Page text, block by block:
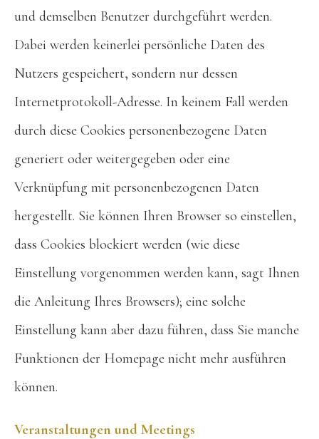
und demselben Benutzer durchgeführt werden.
Dabei werden keinerlei persönliche Daten des
Nutzers gespeichert, sondern nur dessen
Internetprotokoll-Adresse. In keinem Fall werden
durch diese Cookies personenbezogene Daten
generiert oder weitergegeben oder eine
Verknüpfung mit personenbezogenen Daten
hergestellt. Sie können Ihren Browser so einstellen,
dass Cookies blockiert werden (wie diese
Einstellung vorgenommen werden kann, sagt Ihnen
die Anleitung Ihres Browsers); eine solche
Einstellung kann aber dazu führen, dass Sie manche
Funktionen der Homepage nicht mehr ausführen
können.
Veranstaltungen und Meetings